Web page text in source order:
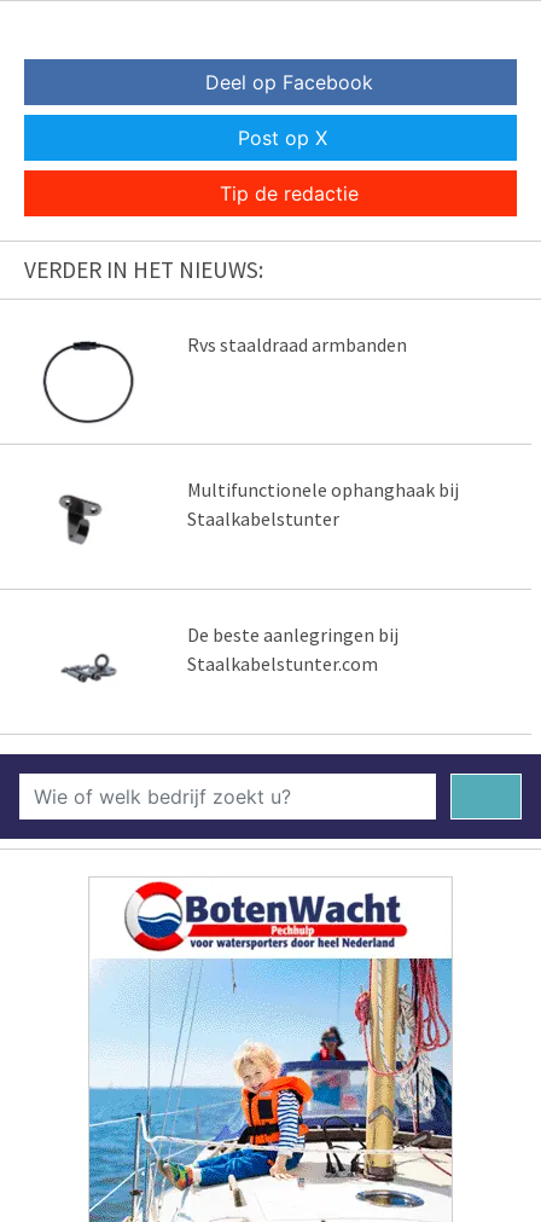
Deel op Facebook
Post op X
Tip de redactie
VERDER IN HET NIEUWS:
Rvs staaldraad armbanden
Multifunctionele ophanghaak bij
Staalkabelstunter
De beste aanlegringen bij
Staalkabelstunter.com